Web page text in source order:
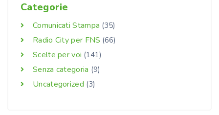
Categorie
Comunicati Stampa (35)
Radio City per FNS (66)
Scelte per voi (141)
Senza categoria (9)
Uncategorized (3)